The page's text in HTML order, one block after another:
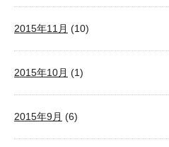
2015年11月 (10)
2015年10月 (1)
2015年9月 (6)